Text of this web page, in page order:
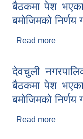
बैठकमा पेश
बमाेजिमकाे निर्णय
Read more
देवचुली
बैठकमा पेश
बमाेजिमकाे निर्णय
Read more